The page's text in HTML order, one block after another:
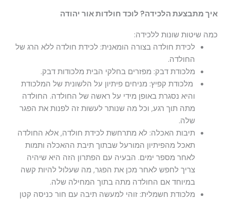
איך מתבצעת הלכידה? לוכד חולדות אור יהודה
כמה שיטות שונות ללכידה:
לכידת חולדה בצורה הומאנית: לכידת חולדה ללא הרג של
החולדה.
מלכודת דבק: מפזרים בחלקי הבית מלכודות דבק.
מלכודת קפיץ: מניחים פיתיון על הלשונית של המלכודת
והיא נסגרת באופן מידי על ראשה של החולדה. החולדה
מתה תוך רגע, וכל מה שנותר לעשות זה לפנות את הפגר
שלה.
תיבות האכלה: לא מתרחשת לכידת חולדה, אלא החולדה
תאכל מהפיתיון המורעל שבתוך תיבת ההאכלה ותמות
לאחר מספר ימים. הבעיה עם הפתרון הזה היא שיהיה
צריך לחפש לאחר מכן את הפגר, מה שעלול להיות קשה
במיוחד אם החולדה מתה בתוך המחילה שלה.
מלכודת חשמלית: זוהי למעשה תיבה עם חור כניסה קטן